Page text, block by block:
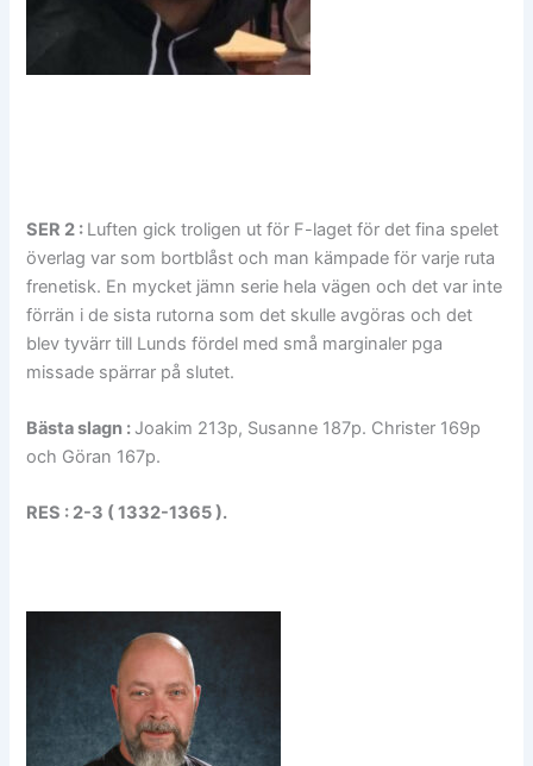
SER 2 : Luften gick troligen ut för F-laget för det fina spelet
överlag var som bortblåst och man kämpade för varje ruta
frenetisk. En mycket jämn serie hela vägen och det var inte
förrän i de sista rutorna som det skulle avgöras och det
blev tyvärr till Lunds fördel med små marginaler pga
missade spärrar på slutet.
Bästa slagn : Joakim 213p, Susanne 187p. Christer 169p
och Göran 167p.
RES : 2-3 ( 1332-1365 ).